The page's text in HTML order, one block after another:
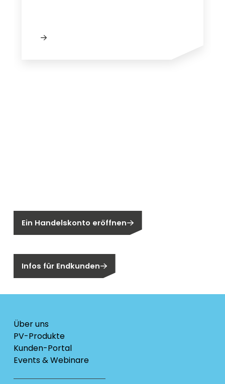
Ein Handelskonto eröffnen
Infos für Endkunden
Über uns
PV-Produkte
Kunden-Portal
Events & Webinare